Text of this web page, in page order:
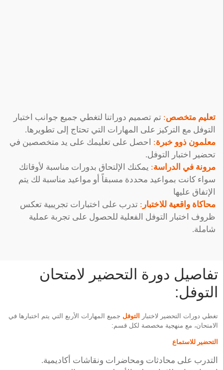
تعليم متخصص: تم تصميم دوراتنا لتغطي جميع جوانب اختبار
التوفل مع التركيز على المهارات التي تحتاج إلى تطويرها.
معلمون ذوو خبرة: احصل على تعليمك على يد متخصصين في
تحضير اختبار التوفل.
مرونة في الدراسة: يمكنك الإلتحاق بدورات مناسبة لأوقاتك
سواء كانت بمواعيد محددة مسبقاً أو مواعيد مناسبة لك يتم
الإتفاق عليها
محاكاة واقعية للاختبار : تدرب على اختبارات تجريبية تعكس
ظروف اختبار التوفل الفعلية للحصول على تجربة عملية
شاملة.
تفاصيل دورة التحضير لامتحان
التوفل:
تغطي دورات التحضير لاختبار التوفل جميع المهارات الأربع التي يتم اختبارها في
الامتحان، مع منهجية مخصصة لكل قسم:
التحضير للاستماع
التدرب على محادثات ومحاضرات ونقاشات أكاديمية.